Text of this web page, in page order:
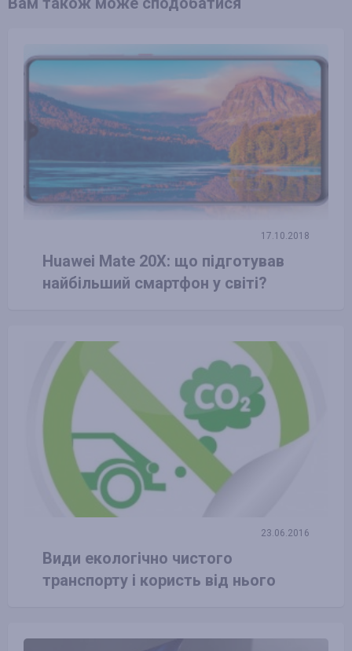
17.10.2018
Huawei Mate 20X: що підготував
найбільший смартфон у світі?
23.06.2016
Види екологічно чистого
транспорту і користь від нього